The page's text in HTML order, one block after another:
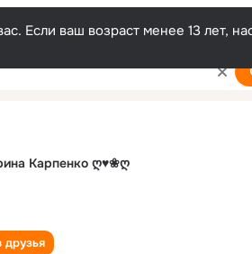
Если ваш возраст менее 13 лет,
Карпенко ღ♥❀ღ
друзья